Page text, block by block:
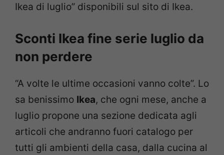
Ikea di luglio” disponibili sul sito di Ikea.
Sconti Ikea fine serie luglio da
non perdere
“A volte le ultime occasioni vanno colte”. Lo
sa benissimo Ikea, che ogni mese, anche a
luglio propone una sezione dedicata agli
articoli che andranno fuori catalogo per
tutti gli ambienti della casa, dalla cucina al